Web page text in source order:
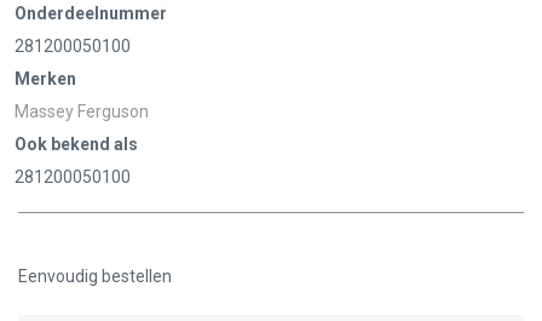
Onderdeelnummer
281200050100
Merken
Massey Ferguson
Ook bekend als
281200050100
Eenvoudig bestellen